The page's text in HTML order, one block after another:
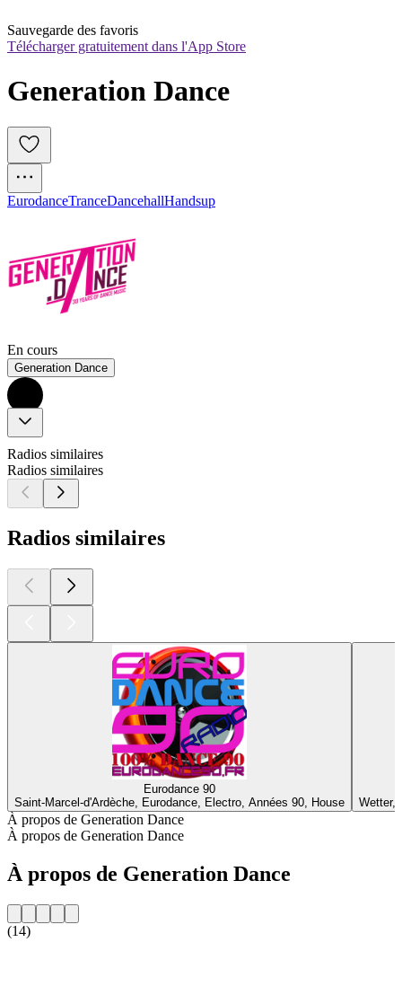
Sauvegarde des favoris
Télécharger gratuitement dans l'App Store
Generation Dance
EurodanceTranceDancehallHandsup
En cours
Generation Dance
Radios similaires
Radios similaires
Radios similaires
Eurodance 90
Saint-Marcel-d'Ardèche, Eurodance, Electro, Années 90, House
Wetter,
À propos de Generation Dance
À propos de Generation Dance
À propos de Generation Dance
(14)